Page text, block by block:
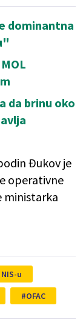
dominantna
da brinu oko
Đukov je
operativne
ministarka
u
OFAC